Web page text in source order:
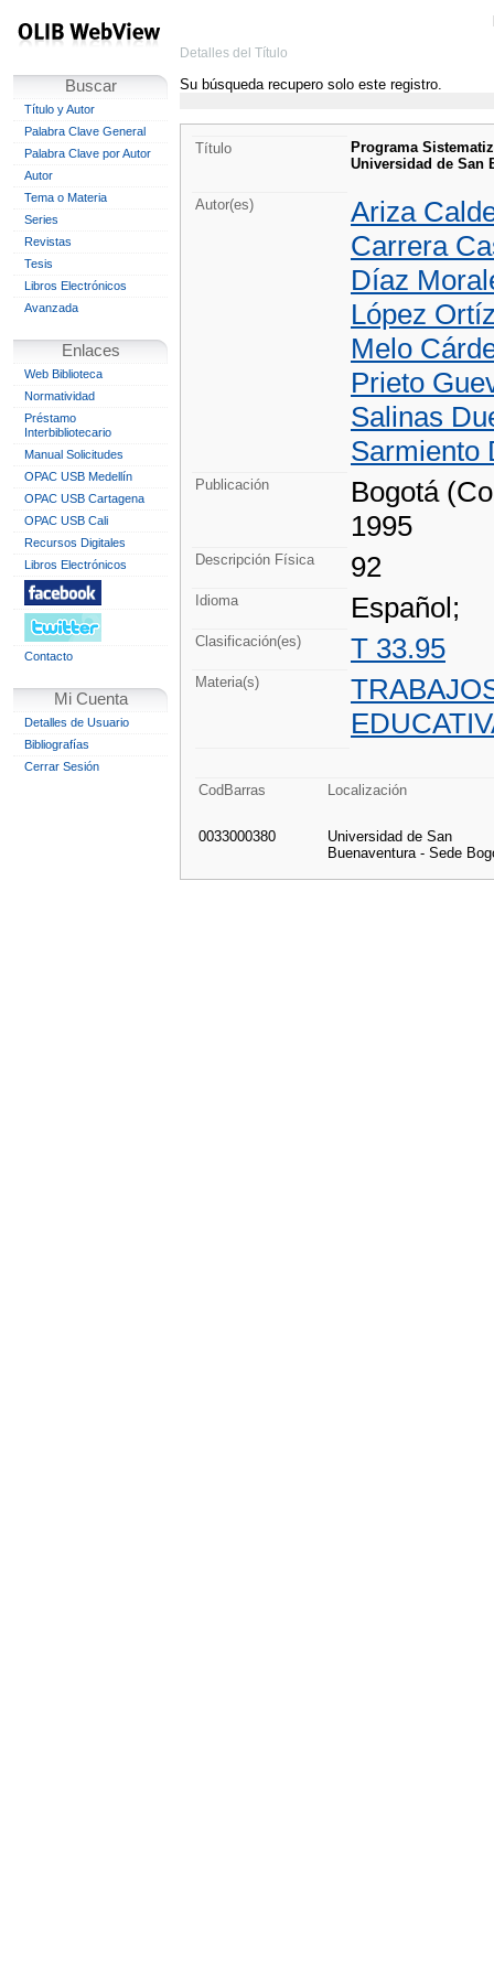
Buscar
Título y Autor
Palabra Clave General
Palabra Clave por Autor
Autor
Tema o Materia
Series
Revistas
Tesis
Libros Electrónicos
Avanzada
Enlaces
Web Biblioteca
Normatividad
Préstamo
Interbibliotecario
Manual Solicitudes
OPAC USB Medellín
OPAC USB Cartagena
OPAC USB Cali
Recursos Digitales
Libros Electrónicos
Contacto
Mi Cuenta
Detalles de Usuario
Bibliografías
Cerrar Sesión
Detalles del Título
Su búsqueda recupero solo este registro.
Título
Programa
Universidad de San
Autor(es)
Ariza
Carrera
Díaz
López
Melo
Prieto
Salinas
Sarmiento
Publicación
Bogotá
1995
Descripción Física 92
Idioma Español;
Clasificación(es) T 33.95
Materia(s)
CodBarras Localización
0033000380
Universidad de San
Buenaventura - Sede